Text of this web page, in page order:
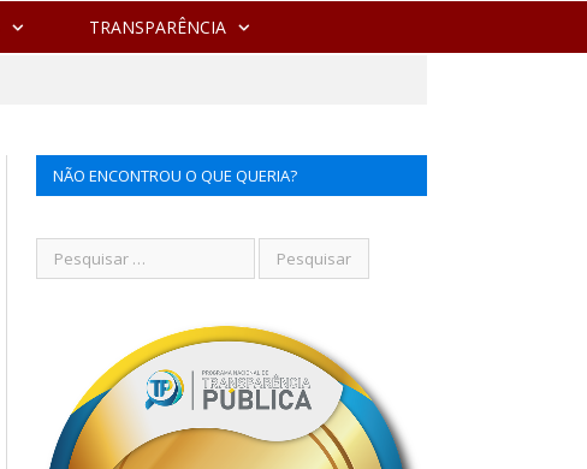
TRANSPARÊNCIA
NÃO ENCONTROU O QUE QUERIA?